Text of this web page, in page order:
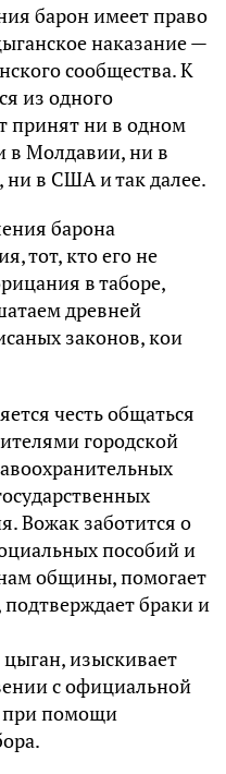
барон имеет право
наказание —
сообщества. К
из одного
принят ни в одном
в Молдавии, ни в
в США и так далее.
барона
тот, кто его не
в таборе,
древней
законов, кои
честь общаться
городской
Вожак заботится о
пособий и
общины, помогает
браки и
изыскивает
с официальной
при помощи